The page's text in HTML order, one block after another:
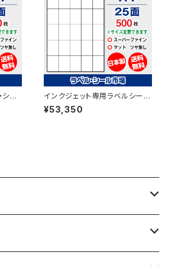
シー
紙
インクジェット専用ラベルシール
マットコートA4-25面 500枚 ス
ーパーファイン T5Y5iA
¥53,350